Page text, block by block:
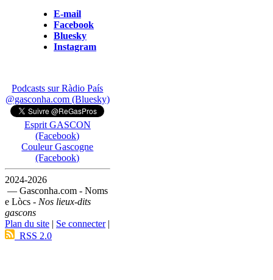
E-mail
Facebook
Bluesky
Instagram
Podcasts sur Ràdio País
@gasconha.com (Bluesky)
Esprit GASCON
(Facebook)
Couleur Gascogne
(Facebook)
2024-2026
— Gasconha.com - Noms
e Lòcs - Nos lieux-dits
gascons
Plan du site | Se connecter|
RSS 2.0